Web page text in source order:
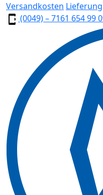
Versandkosten Lieferung
(0049) – 7161 654 99